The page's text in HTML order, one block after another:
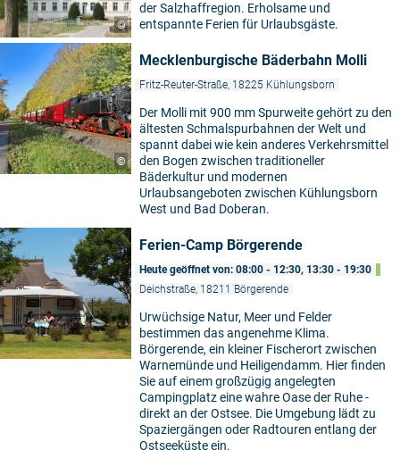
©
der Salzhaffregion. Erholsame und
entspannte Ferien für Urlaubsgäste.
©
Mecklenburgische Bäderbahn Molli
Fritz-Reuter-Straße, 18225 Kühlungsborn
Der Molli mit 900 mm Spurweite gehört zu den
ältesten Schmalspurbahnen der Welt und
spannt dabei wie kein anderes Verkehrsmittel
den Bogen zwischen traditioneller
Bäderkultur und modernen
Urlaubsangeboten zwischen Kühlungsborn
West und Bad Doberan.
Ferien-Camp Börgerende
Heute geöffnet von: 08:00 - 12:30, 13:30 - 19:30
Deichstraße, 18211 Börgerende
Urwüchsige Natur, Meer und Felder
bestimmen das angenehme Klima.
Börgerende, ein kleiner Fischerort zwischen
Warnemünde und Heiligendamm. Hier finden
Sie auf einem großzügig angelegten
Campingplatz eine wahre Oase der Ruhe -
direkt an der Ostsee. Die Umgebung lädt zu
Spaziergängen oder Radtouren entlang der
Ostseeküste ein.